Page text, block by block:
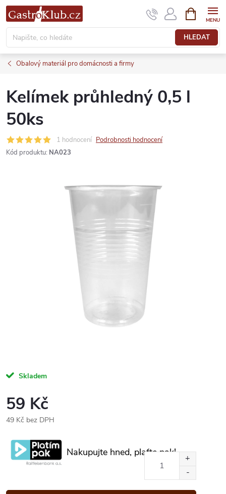
Přejít
na
obsah
HLEDAT
NÁKUPNÍ
KOŠÍK
Obalový materiál pro domácnosti a firmy
Kelímek průhledný 0,5 l
50ks
1 hodnocení Podrobnosti hodnocení
Kód produktu: NA023
Skladem
59 Kč
49 Kč bez DPH
cena:
Nakupujte hned, plaťte pak!